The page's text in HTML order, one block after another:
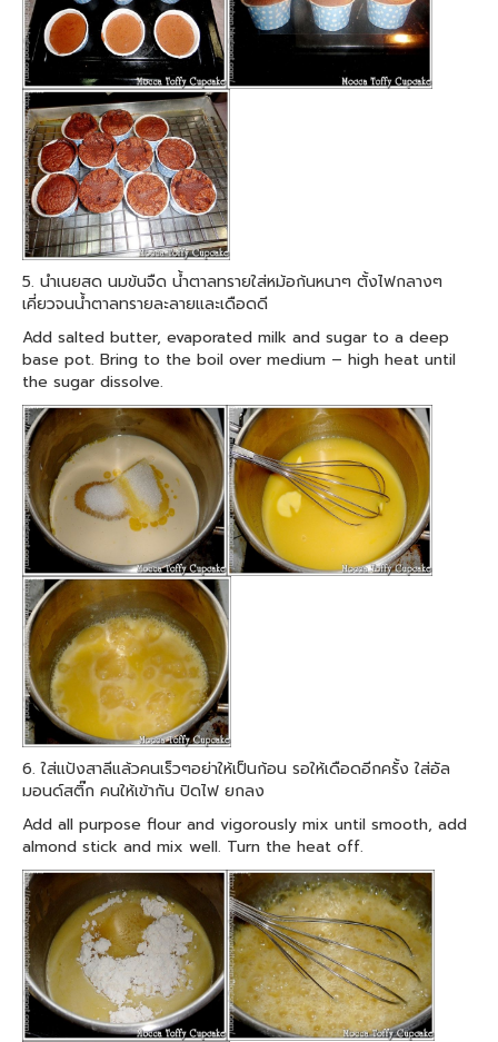
5. นำเนยสด นมข้นจืด น้ำตาลทรายใส่หม้อก้นหนาๆ ตั้งไฟกลางๆ
เคี่ยวจนน้ำตาลทรายละลายและเดือดดี
Add salted butter, evaporated milk and sugar to a deep
base pot. Bring to the boil over medium – high heat until
the sugar dissolve.
6. ใส่แป้งสาลีแล้วคนเร็วๆอย่าให้เป็นก้อน รอให้เดือดอีกครั้ง ใส่อัล
มอนด์สติ๊ก คนให้เข้ากัน ปิดไฟ ยกลง
Add all purpose flour and vigorously mix until smooth, add
almond stick and mix well. Turn the heat off.